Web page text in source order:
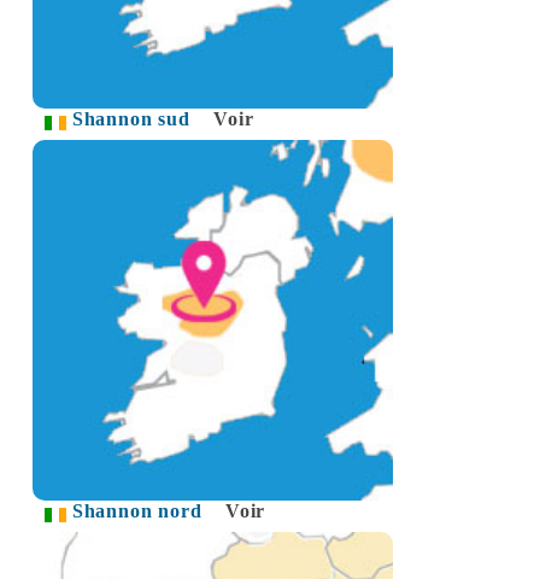
Shannon sud Voir
Shannon nord Voir